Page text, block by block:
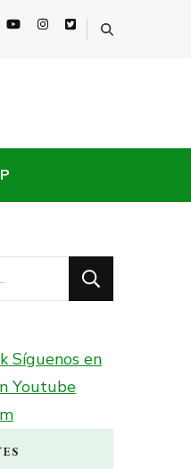
Síguenos en
Youtube